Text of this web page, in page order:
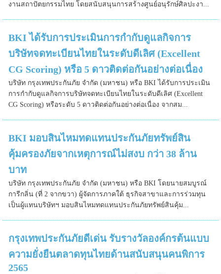
งานสถาปัตยกรรมไทย โดยสนับสนุนการสร้างศูนย์อนุรักษ์ศิลปะงา...
BKI ได้รับการประเมินการกำกับดูแลกิจการ
บริษัทจดทะเบียนไทยในระดับดีเลิศ (Excellent
CG Scoring) หรือ 5 ดาวติดต่อกันอย่างต่อเนื่อง
บริษัท กรุงเทพประกันภัย จำกัด (มหาชน) หรือ BKI ได้รับการประเมิน
การกำกับดูแลกิจการบริษัทจดทะเบียนไทยในระดับดีเลิศ (Excellent
CG Scoring) หรือระดับ 5 ดาวติดต่อกันอย่างต่อเนื่อง จากสม...
BKI มอบสินไหมทดแทนประกันภัยทรัพย์สิน
คุ้มครองภัยจากเหตุการณ์ไม่สงบ กว่า 38 ล้าน
บาท
บริษัท กรุงเทพประกันภัย จำกัด (มหาชน) หรือ BKI โดยนายสมบูรณ์
การีกลิ่น (ที่ 2 จากขวา) ผู้จัดการภาคใต้ ธุรกิจสาขาและการร่วมทุน
เป็นผู้แทนบริษัทฯ มอบสินไหมทดแทนประกันภัยทรัพย์สินคุ้ม...
กรุงเทพประกันภัยดีเด่น รับรางวัลองค์กรต้นแบบ
ความยั่งยืนตลาดทุนไทยด้านสนับสนุนคนพิการ
2565